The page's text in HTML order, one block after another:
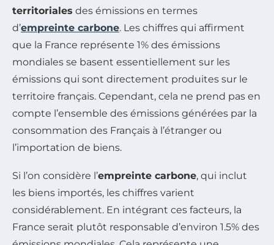
territoriales des émissions en termes
d’empreinte carbone. Les chiffres qui affirment
que la France représente 1% des émissions
mondiales se basent essentiellement sur les
émissions qui sont directement produites sur le
territoire français. Cependant, cela ne prend pas en
compte l’ensemble des émissions générées par la
consommation des Français à l’étranger ou
l’importation de biens.
Si l’on considère l’empreinte carbone, qui inclut
les biens importés, les chiffres varient
considérablement. En intégrant ces facteurs, la
France serait plutôt responsable d’environ 1.5% des